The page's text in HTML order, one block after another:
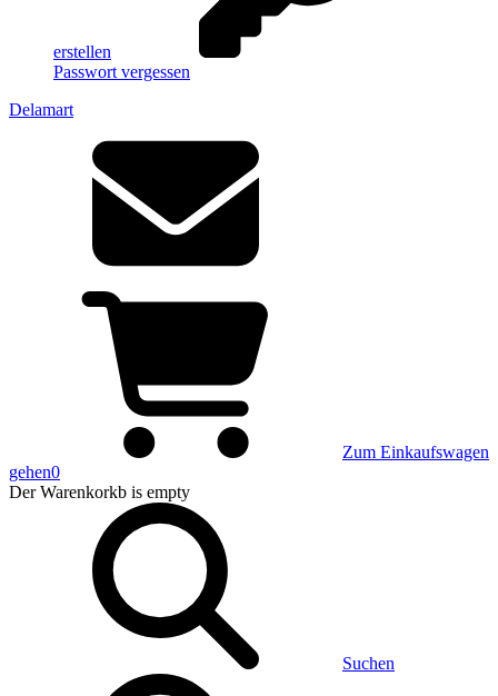
erstellen
Passwort vergessen
Delamart
Zum Einkaufswagen
gehen0
Der Warenkorkb is empty
Suchen